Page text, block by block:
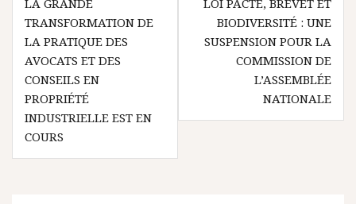
de
l’article
LA GRANDE
TRANSFORMATION DE
LA PRATIQUE DES
AVOCATS ET DES
CONSEILS EN
PROPRIÉTÉ
INDUSTRIELLE EST EN
COURS
LOI PACTE, BREVET ET
BIODIVERSITÉ : UNE
SUSPENSION POUR LA
COMMISSION DE
L’ASSEMBLÉE
NATIONALE